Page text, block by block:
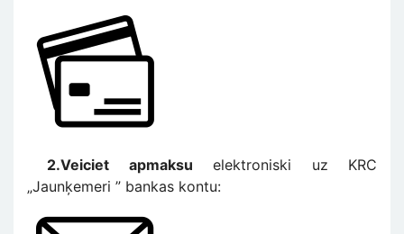
Изображение
2.Veiciet apmaksu elektroniski uz KRC
„Jaunķemeri ” bankas kontu:
Изображение